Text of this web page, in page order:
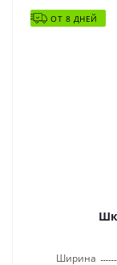
ОТ 8 ДНЕЙ
Ширина